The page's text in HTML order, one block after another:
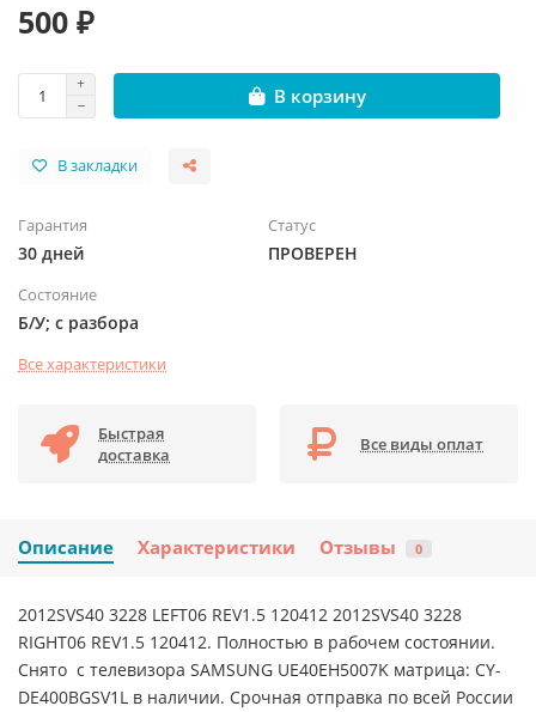
500 ₽
В корзину
В закладки
Гарантия
30 дней
Статус
ПРОВЕРЕН
Состояние
Б/У; с разбора
Все характеристики
Быстрая
доставка
Все виды оплат
Описание Характеристики Отзывы 0
2012SVS40 3228 LEFT06 REV1.5 120412 2012SVS40 3228
RIGHT06 REV1.5 120412. Полностью в рабочем состоянии.
Снято с телевизора SAMSUNG UE40EH5007K матрица: CY-
DE400BGSV1L в наличии. Срочная отправка по всей России